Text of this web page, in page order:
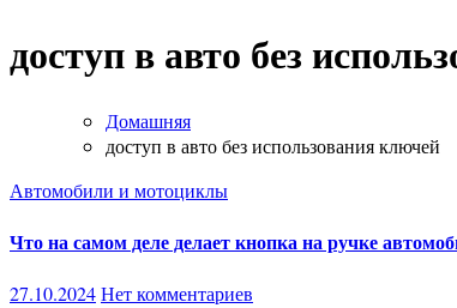
доступ в авто без
Домашняя
доступ в авто без использования ключей
Автомобили и мотоциклы
Что на самом деле делает кнопка на ручке
27.10.2024Нет комментариев